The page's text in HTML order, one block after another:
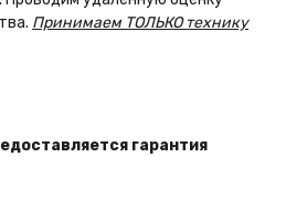
Принимаем ТОЛЬКО технику
гарантия